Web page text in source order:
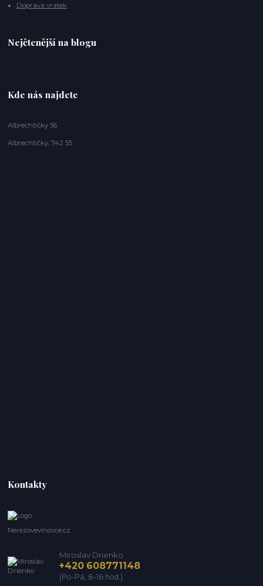
Doprava vratek
Nejčtenější na blogu
Kde nás najdete
Albrechtičky 56
Albrechtičky, 742 55
Kontakty
Nerezovevlnovce.cz
Miroslav Drienko
+420 608771148
(Po-Pá, 8-16 hod.)